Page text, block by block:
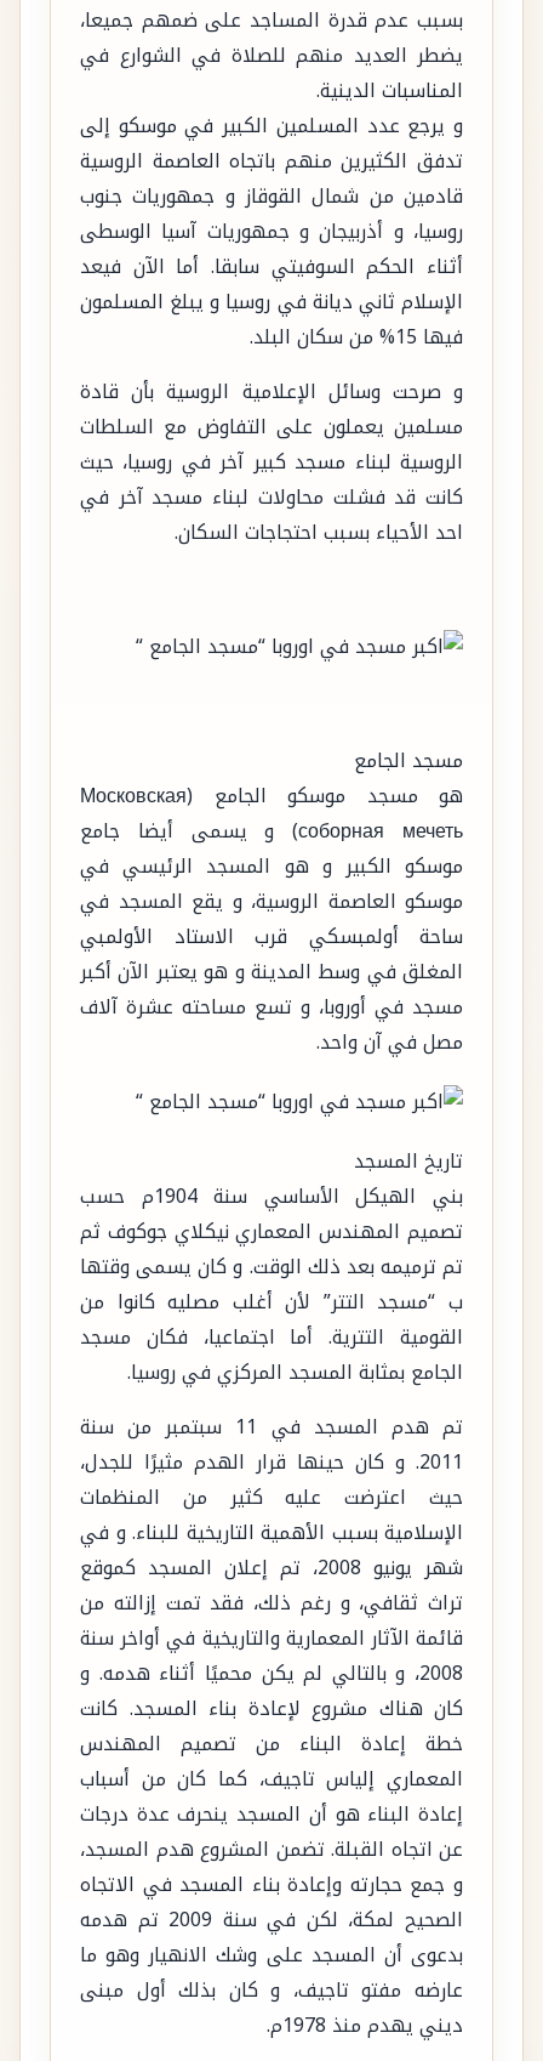
بسبب عدم قدرة المساجد على ضمهم جميعا،
يضطر العديد منهم للصلاة في الشوارع في
المناسبات الدينية.
و يرجع عدد المسلمين الكبير في موسكو إلى
تدفق الكثيرين منهم باتجاه العاصمة الروسية
قادمين من شمال القوقاز و جمهوريات جنوب
روسيا، و أذربيجان و جمهوريات آسيا الوسطى
أثناء الحكم السوفيتي سابقا. أما الآن فيعد
الإسلام ثاني ديانة في روسيا و يبلغ المسلمون
فيها 15% من سكان البلد.
و صرحت وسائل الإعلامية الروسية بأن قادة
مسلمين يعملون على التفاوض مع السلطات
الروسية لبناء مسجد كبير آخر في روسيا، حيث
كانت قد فشلت محاولات لبناء مسجد آخر في
احد الأحياء بسبب احتجاجات السكان.
مسجد الجامع
هو مسجد موسكو الجامع (Московская
соборная мечеть) و يسمى أيضا جامع
موسكو الكبير و هو المسجد الرئيسي في
موسكو العاصمة الروسية، و يقع المسجد في
ساحة أولمبسكي قرب الاستاد الأولمبي
المغلق في وسط المدينة و هو يعتبر الآن أكبر
مسجد في أوروبا، و تسع مساحته عشرة آلاف
مصل في آن واحد.
تاريخ المسجد
بني الهيكل الأساسي سنة 1904م حسب
تصميم المهندس المعماري نيكلاي جوكوف ثم
تم ترميمه بعد ذلك الوقت. و كان يسمى وقتها
ب “مسجد التتر” لأن أغلب مصليه كانوا من
القومية التترية. أما اجتماعيا، فكان مسجد
الجامع بمثابة المسجد المركزي في روسيا.
تم هدم المسجد في 11 سبتمبر من سنة
2011. و كان حينها قرار الهدم مثيرًا للجدل،
حيث اعترضت عليه كثير من المنظمات
الإسلامية بسبب الأهمية التاريخية للبناء. و في
شهر يونيو 2008، تم إعلان المسجد كموقع
تراث ثقافي، و رغم ذلك، فقد تمت إزالته من
قائمة الآثار المعمارية والتاريخية في أواخر سنة
2008، و بالتالي لم يكن محميًا أثناء هدمه. و
كان هناك مشروع لإعادة بناء المسجد. كانت
خطة إعادة البناء من تصميم المهندس
المعماري إلياس تاجيف، كما كان من أسباب
إعادة البناء هو أن المسجد ينحرف عدة درجات
عن اتجاه القبلة. تضمن المشروع هدم المسجد،
و جمع حجارته وإعادة بناء المسجد في الاتجاه
الصحيح لمكة، لكن في سنة 2009 تم هدمه
بدعوى أن المسجد على وشك الانهيار وهو ما
عارضه مفتو تاجيف، و كان بذلك أول مبنى
ديني يهدم منذ 1978م.